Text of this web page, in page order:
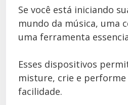
Se você está iniciando
mundo da música, uma
uma ferramenta
Esses dispositivos
misture, crie e performe
facilidade.